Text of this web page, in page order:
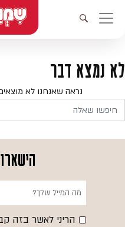
ניווט ראשי
פתיחת חיפוש
עולמות האפיה
מתכונים
קטלוג המוצרים
שאלות ותשובות
החשבון שלי
היסטורית הזמנות
עדכן סיסמה
לא נמצא דבר
נראה שאנחנו לא
הריני לאשר בזה